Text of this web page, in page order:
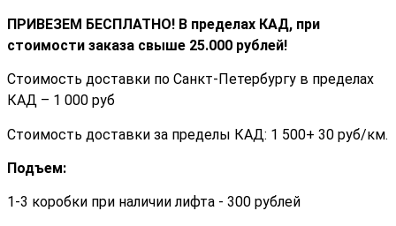
ПРИВЕЗЕМ БЕСПЛАТНО! В пределах КАД, при
стоимости заказа cвыше 25.000 рублей!
Стоимость доставки по Санкт-Петербургу в пределах
КАД – 1 000 руб
Стоимость доставки за пределы КАД: 1 500+ 30 руб/км.
Подъем:
1-3 коробки при наличии лифта - 300 рублей